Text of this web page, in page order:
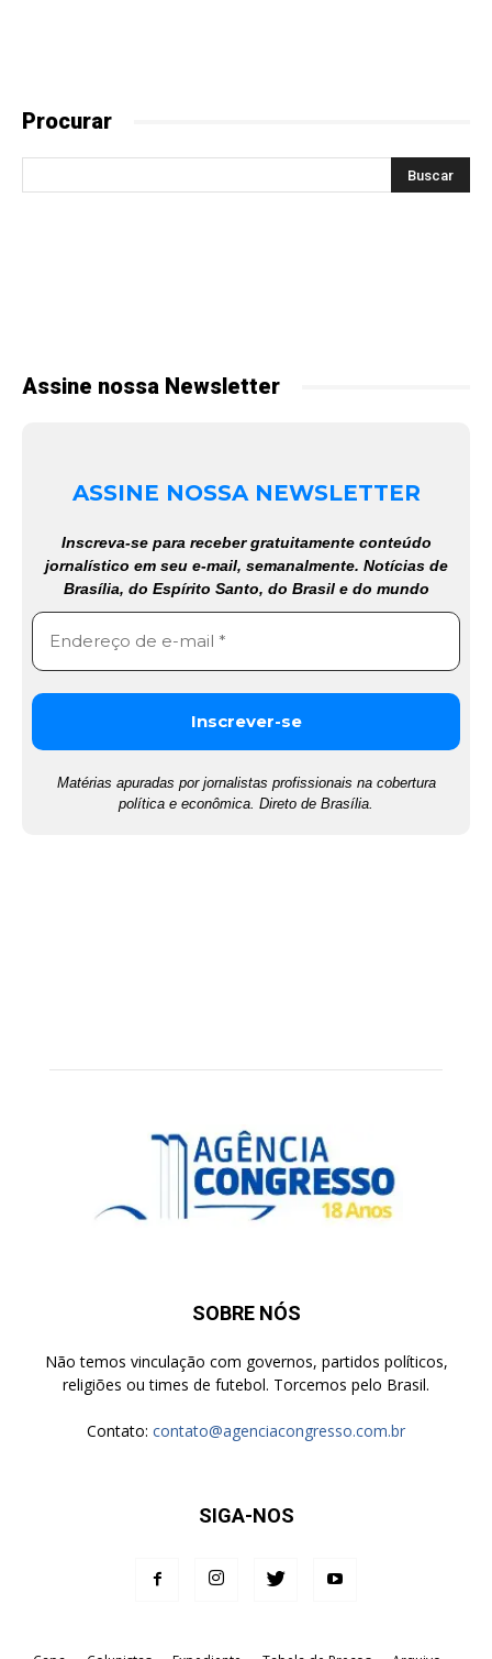
Procurar
Assine nossa Newsletter
ASSINE NOSSA NEWSLETTER
Inscreva-se para receber gratuitamente conteúdo
jornalístico em seu e-mail, semanalmente. Notícias de
Brasília, do Espírito Santo, do Brasil e do mundo
Matérias apuradas por jornalistas profissionais na cobertura
política e econômica. Direto de Brasília.
SOBRE NÓS
Não temos vinculação com governos, partidos políticos,
religiões ou times de futebol. Torcemos pelo Brasil.
Contato: contato@agenciacongresso.com.br
SIGA-NOS